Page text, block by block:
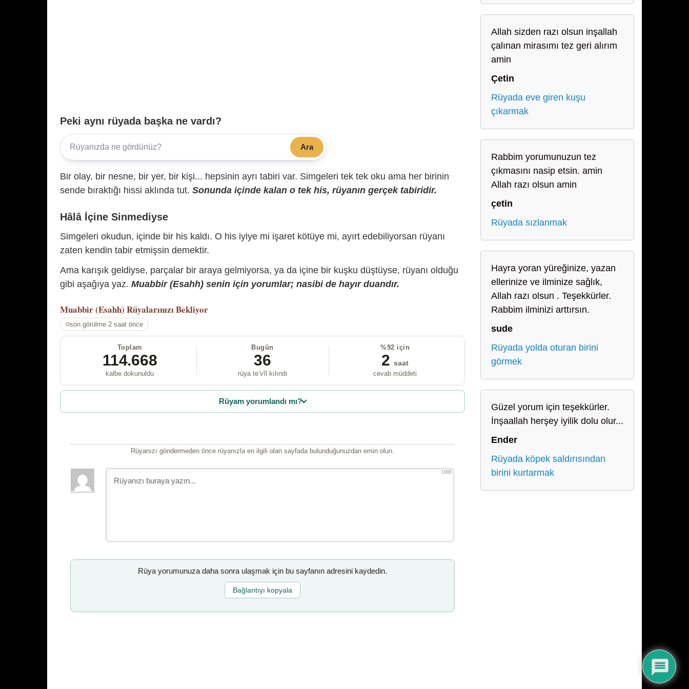
Peki aynı rüyada başka ne vardı?
Ara
Bir olay, bir nesne, bir yer, bir kişi... hepsinin ayrı tabiri var. Simgeleri tek tek oku ama her birinin
sende bıraktığı hissi aklında tut. Sonunda içinde kalan o tek his, rüyanın gerçek tabiridir.
Hâlâ İçine Sinmediyse
Simgeleri okudun, içinde bir his kaldı. O his iyiye mi işaret kötüye mi, ayırt edebiliyorsan rüyanı
zaten kendin tabir etmişsin demektir.
Ama karışık geldiyse, parçalar bir araya gelmiyorsa, ya da içine bir kuşku düştüyse, rüyanı olduğu
gibi aşağıya yaz. Muabbir (Esahh) senin için yorumlar; nasibi de hayır duandır.
Muabbir (Esahh) Rüyalarınızı Bekliyor
son görülme 2 saat önce
Toplam
114.668
kalbe dokunuldu
Bugün
36
rüya te’vîl kılındı
%92 için
2 saat
cevab müddeti
Rüyam yorumlandı mı?
Rüyanızı göndermeden önce rüyanızla en ilgili olan sayfada bulunduğunuzdan emin olun.
1000
Rüya yorumunuza daha sonra ulaşmak için bu sayfanın adresini kaydedin.
Bağlantıyı kopyala
Allah sizden razı olsun inşallah
çalınan mirasımı tez geri alırım
amin
Çetin
Rüyada eve giren kuşu
çıkarmak
Rabbim yorumunuzun tez
çıkmasını nasip etsin. amin
Allah razı olsun amin
çetin
Rüyada sızlanmak
Hayra yoran yüreğinize, yazan
ellerinize ve ilminize sağlık,
Allah razı olsun . Teşekkürler.
Rabbim ilminizi arttırsın.
sude
Rüyada yolda oturan birini
görmek
Güzel yorum için teşekkürler.
İnşaallah herşey iyilik dolu olur...
Ender
Rüyada köpek saldırısından
birini kurtarmak